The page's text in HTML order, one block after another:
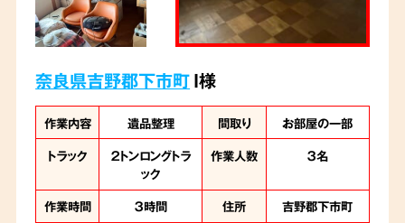
奈良県吉野郡下市町I様
作業内容 遺品整理 間取り
お部屋の一部
トラック
２トンロングトラ
ック
作業人数 ３名
作業時間 ３時間 住所 吉野郡下市町